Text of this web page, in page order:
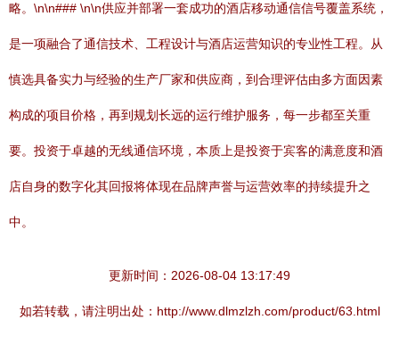
略。\n\n### \n\n供应并部署一套成功的酒店移动通信信号覆盖系统，
是一项融合了通信技术、工程设计与酒店运营知识的专业性工程。从
慎选具备实力与经验的生产厂家和供应商，到合理评估由多方面因素
构成的项目价格，再到规划长远的运行维护服务，每一步都至关重
要。投资于卓越的无线通信环境，本质上是投资于宾客的满意度和酒
店自身的数字化其回报将体现在品牌声誉与运营效率的持续提升之
中。
更新时间：2026-08-04 13:17:49
如若转载，请注明出处：http://www.dlmzlzh.com/product/63.html